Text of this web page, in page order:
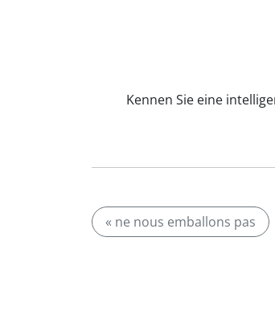
Kennen Sie eine
« ne nous emballons pas